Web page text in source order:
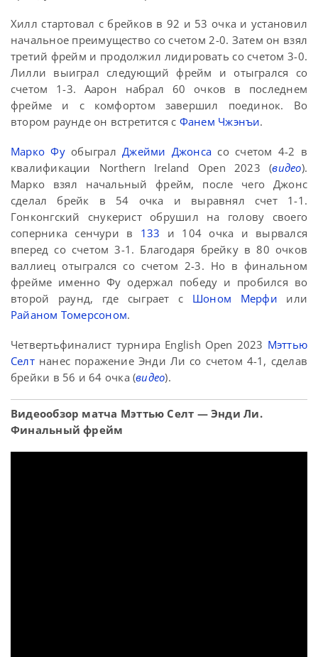
Хилл стартовал с брейков в 92 и 53 очка и установил
начальное преимущество со счетом 2-0. Затем он взял
третий фрейм и продолжил лидировать со счетом 3-0.
Лилли выиграл следующий фрейм и отыгрался со
счетом 1-3. Аарон набрал 60 очков в последнем
фрейме и с комфортом завершил поединок. Во
втором раунде он встретится с Фанем Чжэнъи.
Марко ФуобыгралДжейми Джонса со счетом 4-2 в
квалификации Northern Ireland Open 2023 (видео).
Марко взял начальный фрейм, после чего Джонс
сделал брейк в 54 очка и выравнял счет 1-1.
Гонконгский снукерист обрушил на голову своего
соперника сенчури в 133 и 104 очка и вырвался
вперед со счетом 3-1. Благодаря брейку в 80 очков
валлиец отыгрался со счетом 2-3. Но в финальном
фрейме именно Фу одержал победу и пробился во
второй раунд, где сыграет с Шоном Мерфи или
Райаном Томерсоном.
Четвертьфиналист турнира English Open 2023 Мэттью
Селтнанес поражение Энди Ли со счетом 4-1, сделав
брейки в 56 и 64 очка (видео).
Видеообзор матча Мэттью Селт — Энди Ли.
Финальный фрейм